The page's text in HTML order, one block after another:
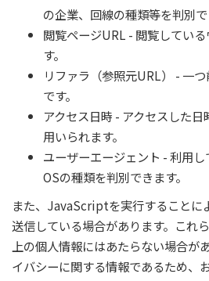
の企業、回線の種類等を判別で
閲覧ページURL - 閲覧してい
す。
リファラ（参照元URL） - 一
です。
アクセス日時 - アクセスした
用いられます。
ユーザーエージェント - 利用し
OSの種類を判別できます。
また、JavaScriptを実行することに
送信している場合があります。これ
上の個人情報にはあたらない場合が
イバシーに関する情報であるため、